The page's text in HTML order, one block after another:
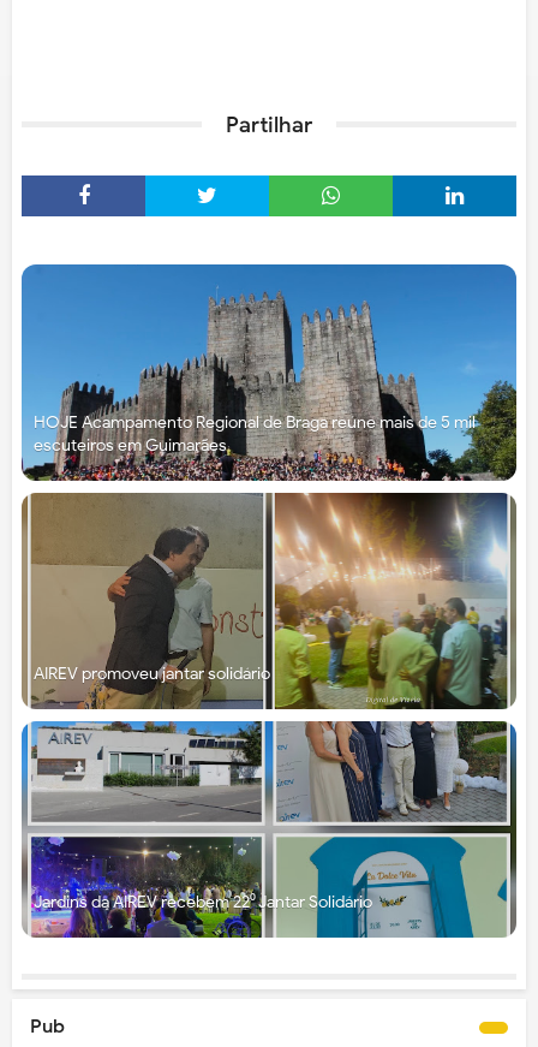
Partilhar
HOJE Acampamento Regional de Braga reúne mais de 5 mil
escuteiros em Guimarães
AIREV promoveu jantar solidário
Jardins da AIREV recebem 22⁰ Jantar Solidário
Pub